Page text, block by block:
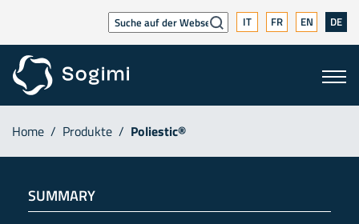
IT FR EN DE
Home / Produkte / Poliestic®
SUMMARY